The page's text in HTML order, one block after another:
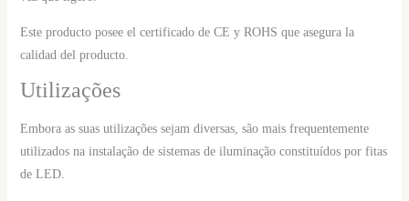
Este producto posee el certificado de CE y ROHS que asegura la
calidad del producto.
Utilizações
Embora as suas utilizações sejam diversas, são mais frequentemente
utilizados na instalação de sistemas de iluminação constituídos por fitas
de LED.